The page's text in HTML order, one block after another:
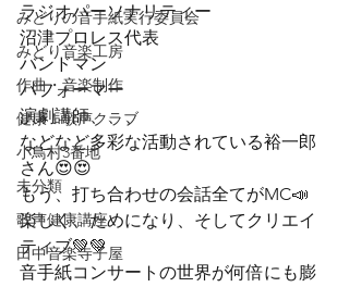
みどりの音手紙実行委員会
みどり音楽工房
作曲・音楽制作
健康！歌声クラブ
小鳥村3番地
未分類
歌声健康講座
田中音楽寺子屋
ラジオパーソナリティー
沼津プロレス代表
バンドマン
パフォーマー
演劇講師、、、
などなど多彩な活動されている裕一郎
さん😍😍
もう、打ち合わせの会話全てがMC📣
楽しく、ためになり、そしてクリエイ
ティブ💚💚
音手紙コンサートの世界が何倍にも膨